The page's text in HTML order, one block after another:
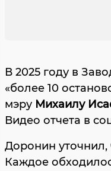
В 2025 году в
«более 10
мэру Михаилу
Видео отчета в
Доронин уточнил,
Каждое